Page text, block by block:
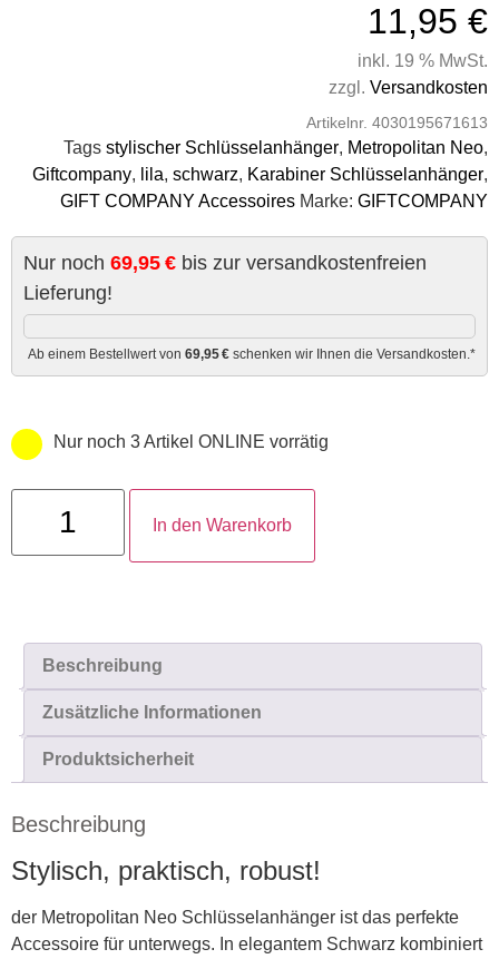
11,95 €
inkl. 19 % MwSt.
zzgl. Versandkosten
Artikelnr. 4030195671613
Tags stylischer Schlüsselanhänger, Metropolitan Neo,
Giftcompany, lila, schwarz, Karabiner Schlüsselanhänger,
GIFT COMPANY Accessoires Marke: GIFTCOMPANY
Nur noch 69,95 € bis zur versandkostenfreien
Lieferung!
Ab einem Bestellwert von 69,95 € schenken wir Ihnen die Versandkosten.*
Nur noch 3 Artikel ONLINE vorrätig
In den Warenkorb
Beschreibung
Zusätzliche Informationen
Produktsicherheit
Beschreibung
Stylisch, praktisch, robust!
der Metropolitan Neo Schlüsselanhänger ist das perfekte
Accessoire für unterwegs. In elegantem Schwarz kombiniert